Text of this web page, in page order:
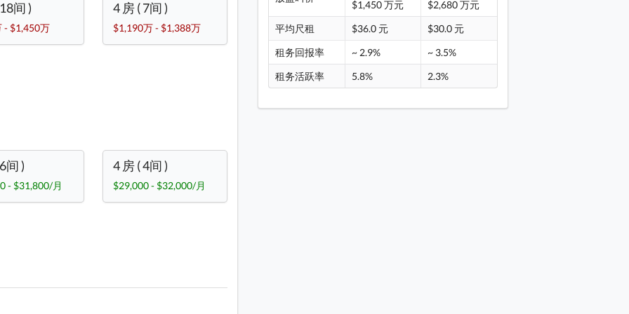
间 )
- $1,450万
4 房 ( 7间 )
$1,190万 - $1,388万
间 )
- $31,800/月
4 房 ( 4间 )
$29,000 - $32,000/月
$1,450 万元
$2,680 万元
平均尺租
$36.0 元
$30.0 元
租务回报率
~ 2.9%
~ 3.5%
租务活跃率
5.8% 2.3%